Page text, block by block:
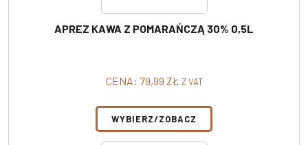
APREZ KAWA Z POMARAŃCZĄ 30% 0,5L
CENA: 79,99 ZŁ Z VAT
WYBIERZ/ZOBACZ